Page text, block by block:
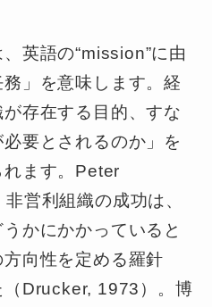
英語の“mission”に由
」を意味します。経
存在する目的、すな
要とされるのか」を
ます。Peter
営利組織の成功は、
かにかかっていると
向性を定める羅針
（Drucker, 1973）。博